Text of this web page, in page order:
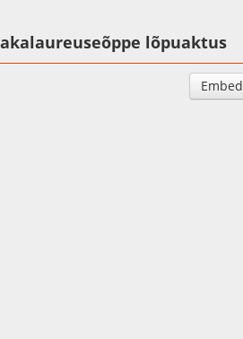
lõpuaktus
Embed